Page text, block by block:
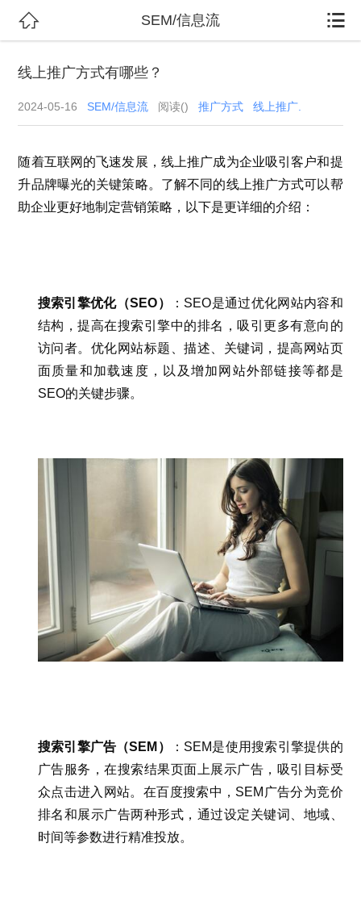
 SEM/信息流 
线上推广方式有哪些？
2024-05-16 SEM/信息流 阅读() 推广方式 线上推广.
随着互联网的飞速发展，线上推广成为企业吸引客户和提
升品牌曝光的关键策略。了解不同的线上推广方式可以帮
助企业更好地制定营销策略，以下是更详细的介绍：
搜索引擎优化（SEO）
：SEO是通过优化网站内容和
结构，提高在搜索引擎中的排名，吸引更多有意向的
访问者。优化网站标题、描述、关键词，提高网站页
面质量和加载速度，以及增加网站外部链接等都是
SEO的关键步骤。
搜索引擎广告（SEM）
：SEM是使用搜索引擎提供的
广告服务，在搜索结果页面上展示广告，吸引目标受
众点击进入网站。在百度搜索中，SEM广告分为竞价
排名和展示广告两种形式，通过设定关键词、地域、
时间等参数进行精准投放。